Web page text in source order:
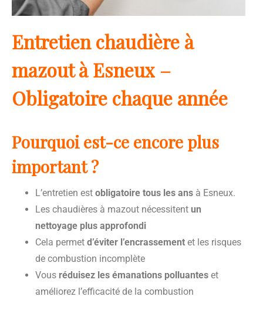
Entretien chaudière à
mazout à Esneux –
Obligatoire chaque année
Pourquoi est-ce encore plus
important ?
L’entretien est obligatoire tous les ans à Esneux.
Les chaudières à mazout nécessitent un
nettoyage plus approfondi
Cela permet d’éviter l’encrassement et les risques
de combustion incomplète
Vous réduisez les émanations polluantes et
améliorez l’efficacité de la combustion